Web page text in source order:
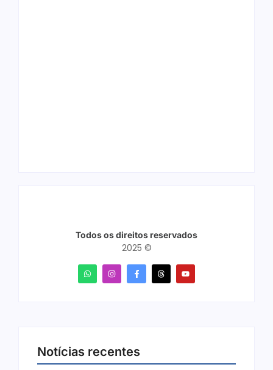
Todos os direitos reservados
2025 ©
Notícias recentes